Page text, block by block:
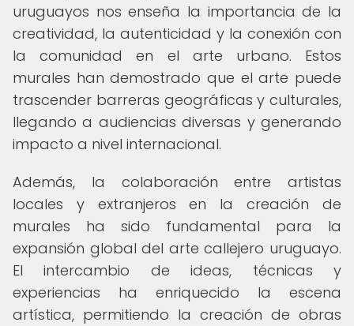
uruguayos nos enseña la importancia de la
creatividad, la autenticidad y la conexión con
la comunidad en el arte urbano. Estos
murales han demostrado que el arte puede
trascender barreras geográficas y culturales,
llegando a audiencias diversas y generando
impacto a nivel internacional.
Además, la colaboración entre artistas
locales y extranjeros en la creación de
murales ha sido fundamental para la
expansión global del arte callejero uruguayo.
El intercambio de ideas, técnicas y
experiencias ha enriquecido la escena
artística, permitiendo la creación de obras